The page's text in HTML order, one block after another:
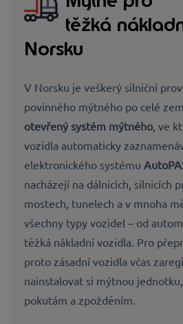
těžká
Norsku
V Norsku je veškerý silniční
povinného mýtného po celé
otevřený systém mýtného , ve
vozidla automaticky
elektronického systému
nacházejí na dálnicích, silnicích
mostech, tunelech a v mnoha
všechny typy vozidel – od
těžká nákladní vozidla. Pro
proto zásadní vozidla včas
nainstalovat si mýtnou
pokutám a zpožděním.